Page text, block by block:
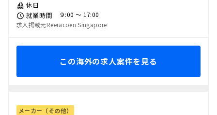
休日
就業時間
９:00 〜 17:00
求人掲載元Reeracoen Singapore
この海外の求人案件を見る
メーカー（その他）